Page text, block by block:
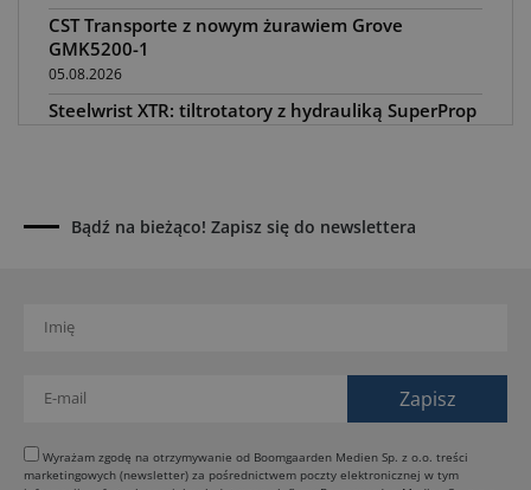
CST Transporte z nowym żurawiem Grove
GMK5200-1
05.08.2026
Steelwrist XTR: tiltrotatory z hydrauliką SuperProp
03.08.2026
Dynapac NEXUS: cyfrowa rewolucja w robotach
01.08.2026
Jeden walec, trzy tryby zagęszczania BOMAG BW
177 BVO-5 PL
31.07.2026
Bądź na bieżąco! Zapisz się do newslettera
Wyrażam zgodę na otrzymywanie od Boomgaarden Medien Sp. z o.o. treści
marketingowych (newsletter) za pośrednictwem poczty elektronicznej w tym